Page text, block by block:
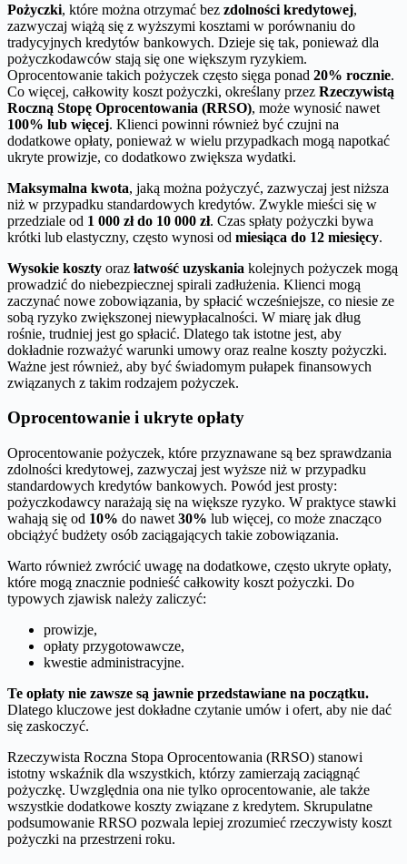
Pożyczki, które można otrzymać bez zdolności kredytowej,
zazwyczaj wiążą się z wyższymi kosztami w porównaniu do
tradycyjnych kredytów bankowych. Dzieje się tak, ponieważ dla
pożyczkodawców stają się one większym ryzykiem.
Oprocentowanie takich pożyczek często sięga ponad 20% rocznie.
Co więcej, całkowity koszt pożyczki, określany przez Rzeczywistą
Roczną Stopę Oprocentowania (RRSO), może wynosić nawet
100% lub więcej. Klienci powinni również być czujni na
dodatkowe opłaty, ponieważ w wielu przypadkach mogą napotkać
ukryte prowizje, co dodatkowo zwiększa wydatki.
Maksymalna kwota, jaką można pożyczyć, zazwyczaj jest niższa
niż w przypadku standardowych kredytów. Zwykle mieści się w
przedziale od 1 000 zł do 10 000 zł. Czas spłaty pożyczki bywa
krótki lub elastyczny, często wynosi od miesiąca do 12 miesięcy.
Wysokie koszty oraz łatwość uzyskania kolejnych pożyczek mogą
prowadzić do niebezpiecznej spirali zadłużenia. Klienci mogą
zaczynać nowe zobowiązania, by spłacić wcześniejsze, co niesie ze
sobą ryzyko zwiększonej niewypłacalności. W miarę jak dług
rośnie, trudniej jest go spłacić. Dlatego tak istotne jest, aby
dokładnie rozważyć warunki umowy oraz realne koszty pożyczki.
Ważne jest również, aby być świadomym pułapek finansowych
związanych z takim rodzajem pożyczek.
Oprocentowanie i ukryte opłaty
Oprocentowanie pożyczek, które przyznawane są bez sprawdzania
zdolności kredytowej, zazwyczaj jest wyższe niż w przypadku
standardowych kredytów bankowych. Powód jest prosty:
pożyczkodawcy narażają się na większe ryzyko. W praktyce stawki
wahają się od 10% do nawet 30% lub więcej, co może znacząco
obciążyć budżety osób zaciągających takie zobowiązania.
Warto również zwrócić uwagę na dodatkowe, często ukryte opłaty,
które mogą znacznie podnieść całkowity koszt pożyczki. Do
typowych zjawisk należy zaliczyć:
prowizje,
opłaty przygotowawcze,
kwestie administracyjne.
Te opłaty nie zawsze są jawnie przedstawiane na początku.
Dlatego kluczowe jest dokładne czytanie umów i ofert, aby nie dać
się zaskoczyć.
Rzeczywista Roczna Stopa Oprocentowania (RRSO) stanowi
istotny wskaźnik dla wszystkich, którzy zamierzają zaciągnąć
pożyczkę. Uwzględnia ona nie tylko oprocentowanie, ale także
wszystkie dodatkowe koszty związane z kredytem. Skrupulatne
podsumowanie RRSO pozwala lepiej zrozumieć rzeczywisty koszt
pożyczki na przestrzeni roku.